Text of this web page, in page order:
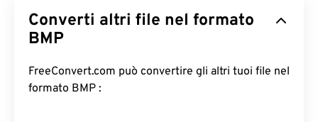
generalmente senza alcuna compressione. BMP
utilizza una struttura dati a matrice di punti
di coloredell'immagine. BMP è utilizzato
principalmente per la pubblicazione digitale di
Converti altri file nel formato
BMP
FreeConvert.com può convertire gli altri tuoi file nel
formato BMP :